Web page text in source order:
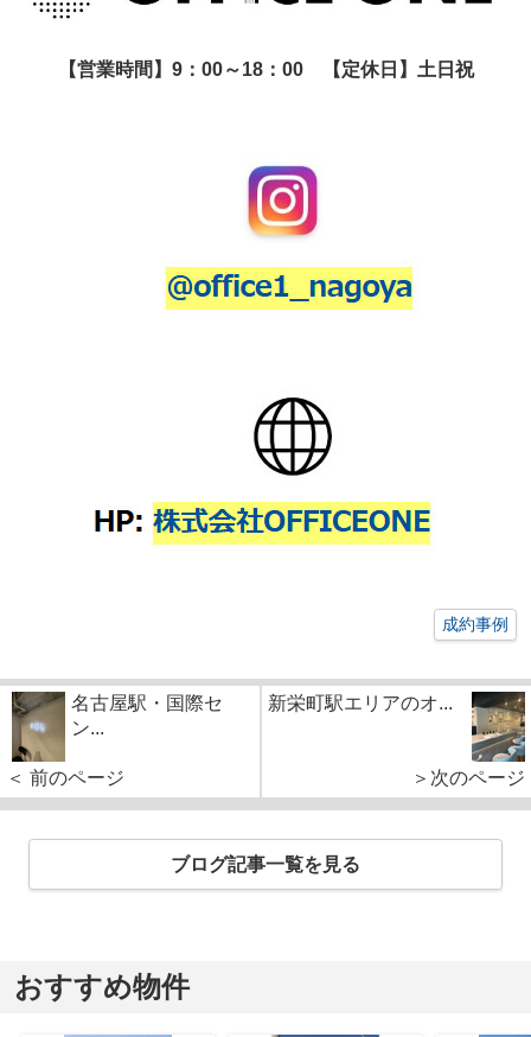
【営業時間】9：00～18：00 【定休日】土日祝
成約事例
名古屋駅・国際セ
ン...
＜ 前のページ
新栄町駅エリアのオ...
＞次のページ
ブログ記事一覧を見る
おすすめ物件